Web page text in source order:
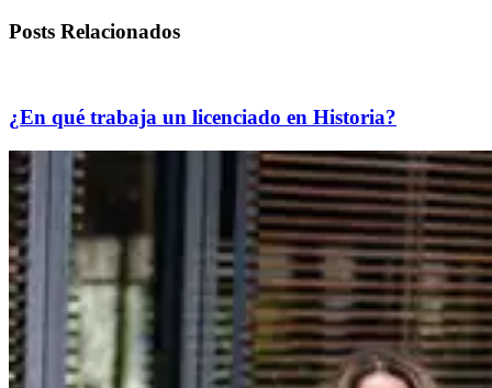
Posts Relacionados
¿En qué trabaja un licenciado en Historia?